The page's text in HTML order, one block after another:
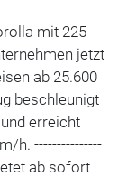
mit 225
jetzt
ab 25.600
beschleunigt
erreicht
h. ---------------
ab sofort